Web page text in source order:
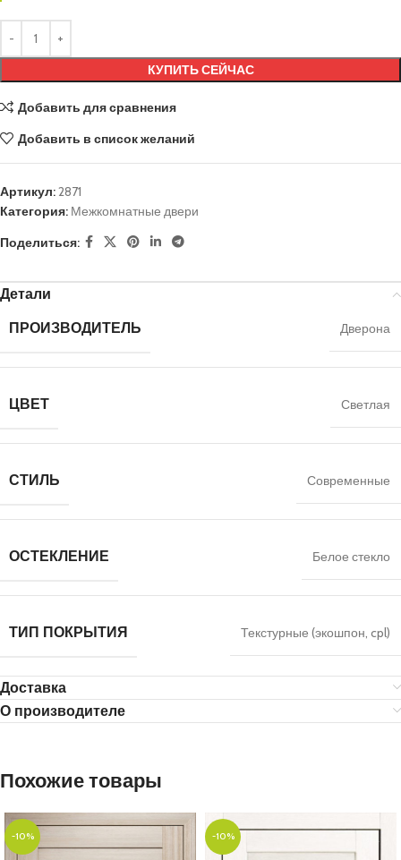
КУПИТЬ СЕЙЧАС
Добавить для сравнения
Добавить в список желаний
Артикул:2871
Категория: Межкомнатные двери
Поделиться:
Детали
ПРОИЗВОДИТЕЛЬ
Дверона
ЦВЕТ Светлая
СТИЛЬ Современные
ОСТЕКЛЕНИЕ Белое стекло
ТИП ПОКРЫТИЯ Текстурные (экошпон, cpl)
Доставка
О производителе
Похожие товары
-10% -10%